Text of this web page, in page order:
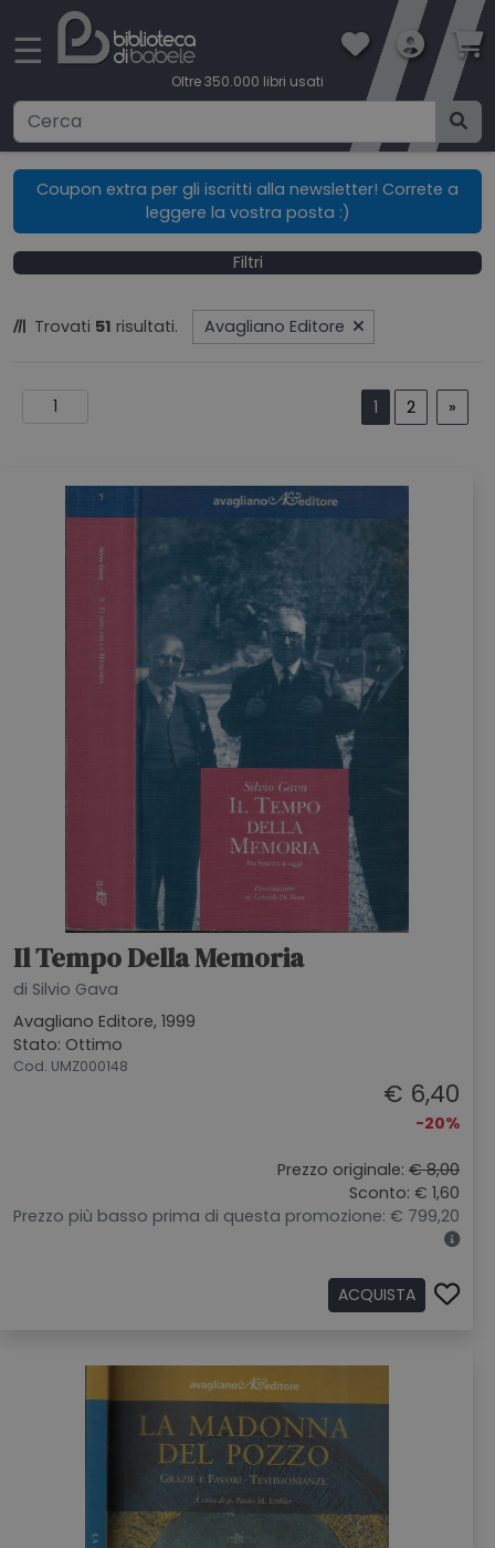
☰
Oltre 350.000 libri usati
Ricerca avanzata
SPEDIZIONI
HOME
BLOG
CHI SIAMO
Coupon extra per gli iscritti alla newsletter! Correte a
leggere la vostra posta :)
Filtri
Trovati 51 risultati. Avagliano Editore
1 2 »
Il Tempo Della Memoria
di Silvio Gava
Avagliano Editore, 1999
Stato: Ottimo
Cod. UMZ000148
€ 6,40
-20%
Prezzo originale: € 8,00
Sconto: € 1,60
Prezzo più basso prima di questa promozione: € 799,20
ACQUISTA